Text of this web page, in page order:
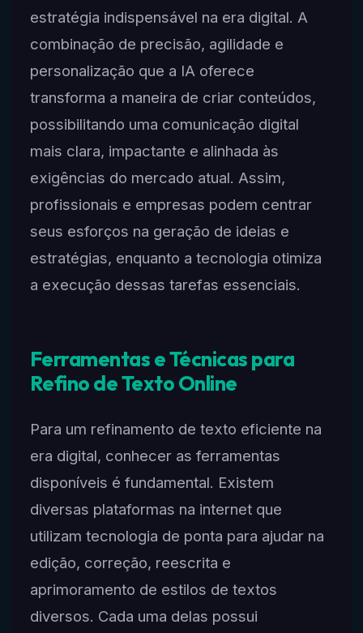
estratégia indispensável na era digital. A
combinação de precisão, agilidade e
personalização que a IA oferece
transforma a maneira de criar conteúdos,
possibilitando uma comunicação digital
mais clara, impactante e alinhada às
exigências do mercado atual. Assim,
profissionais e empresas podem centrar
seus esforços na geração de ideias e
estratégias, enquanto a tecnologia otimiza
a execução dessas tarefas essenciais.
Ferramentas e Técnicas para
Refino de Texto Online
Para um refinamento de texto eficiente na
era digital, conhecer as ferramentas
disponíveis é fundamental. Existem
diversas plataformas na internet que
utilizam tecnologia de ponta para ajudar na
edição, correção, reescrita e
aprimoramento de estilos de textos
diversos. Cada uma delas possui